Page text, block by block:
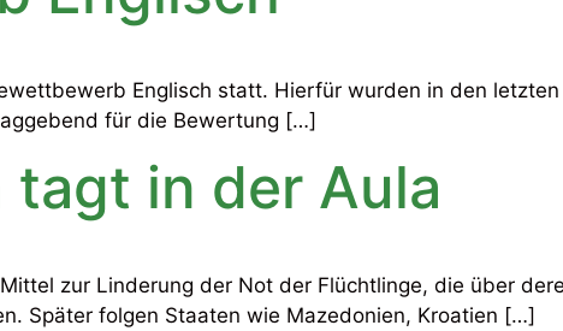
Englisch statt. Hierfür wurden in den
für die Bewertung […]
tagt in der Aula
zur Linderung der Not der Flüchtlinge, die über
Später folgen Staaten wie Mazedonien, Kroatien […]